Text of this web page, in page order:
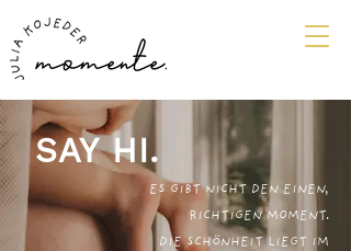
SAY HI.
ES GIBT NICHT DEN EINEN,
RICHTIGEN MOMENT.
DIESCHÖNHEITLIEGT IM